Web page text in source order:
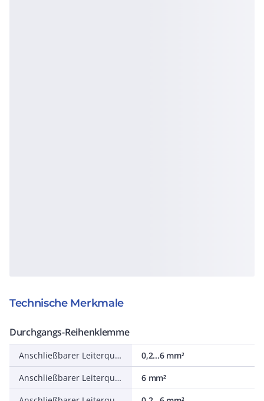
Technische Merkmale
Durchgangs-Reihenklemme
Anschließbarer Leiterquerschnitt feindrähtig ohne Aderendhülse
0,2...6 mm²
Anschließbarer Leiterquerschnitt feindrähtig mit Aderendhülse
6 mm²